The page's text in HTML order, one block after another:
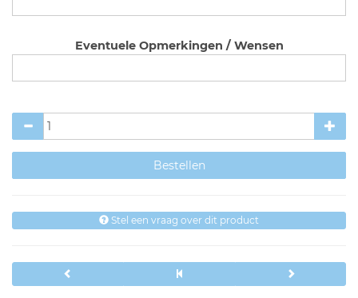
Eventuele Opmerkingen / Wensen
Stel een vraag over dit product